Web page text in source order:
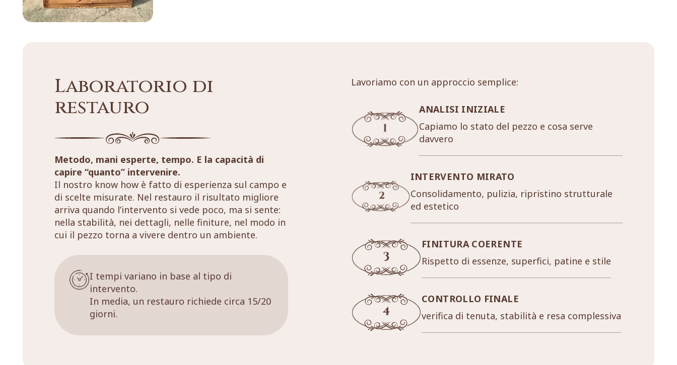
Laboratorio di
restauro
Metodo, mani esperte, tempo. E la capacità di
capire “quanto” intervenire.
Il nostro know how è fatto di esperienza sul campo e
di scelte misurate. Nel restauro il risultato migliore
arriva quando l’intervento si vede poco, ma si sente:
nella stabilità, nei dettagli, nelle finiture, nel modo in
cui il pezzo torna a vivere dentro un ambiente.
I tempi variano in base al tipo di
intervento.
In media, un restauro richiede circa 15/20
giorni.
Lavoriamo con un approccio semplice:
ANALISI INIZIALE
Capiamo lo stato del pezzo e cosa serve
davvero
INTERVENTO MIRATO
Consolidamento, pulizia, ripristino strutturale
ed estetico
FINITURA COERENTE
Rispetto di essenze, superfici, patine e stile
CONTROLLO FINALE
verifica di tenuta, stabilità e resa complessiva